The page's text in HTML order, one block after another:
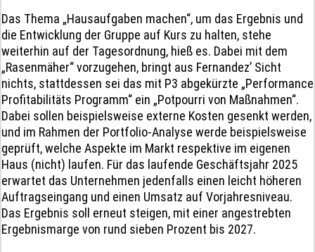
Das Thema „Hausaufgaben machen“, um das Ergebnis und
die Entwicklung der Gruppe auf Kurs zu halten, stehe
weiterhin auf der Tagesordnung, hieß es. Dabei mit dem
„Rasenmäher“ vorzugehen, bringt aus Fernandez’ Sicht
nichts, stattdessen sei das mit P3 abgekürzte „Performance
Profitabilitäts Programm“ ein „Potpourri von Maßnahmen“.
Dabei sollen beispielsweise externe Kosten gesenkt werden,
und im Rahmen der Portfolio-Analyse werde beispielsweise
geprüft, welche Aspekte im Markt respektive im eigenen
Haus (nicht) laufen. Für das laufende Geschäftsjahr 2025
erwartet das Unternehmen jedenfalls einen leicht höheren
Auftragseingang und einen Umsatz auf Vorjahresniveau.
Das Ergebnis soll erneut steigen, mit einer angestrebten
Ergebnismarge von rund sieben Prozent bis 2027.